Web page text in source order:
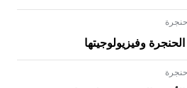
وفيزيولوجيتها
تعلم أن الأبلق نوع من الفنون